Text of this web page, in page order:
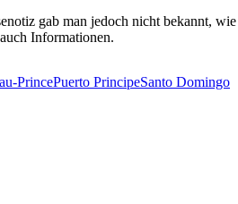
gab man jedoch nicht bekannt,
Informationen.
PrincePuerto PrincipeSanto Domingo